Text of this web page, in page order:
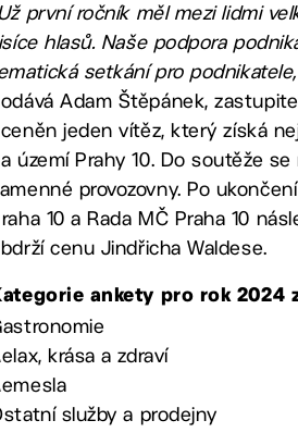
první ročník měl mezi lidmi
hlasů. Naše podpora
setkání pro
Adam Štěpánek,
jeden vítěz, který získá
území Prahy 10. Do soutěže
provozovny. Po
10 a Rada MČ Praha 10
cenu Jindřicha Waldese.
ankety pro rok 2024
krása a zdraví
služby a prodejny